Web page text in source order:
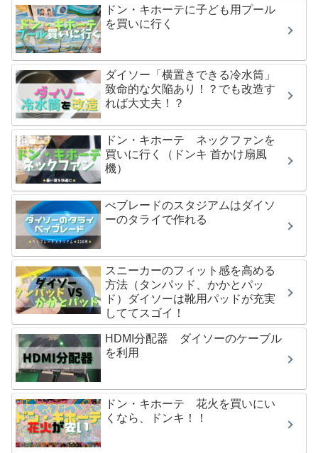
ドン・キホーテに子ども用プール
を買いに行く
ダイソー「横置きできる冷水筒」
致命的な欠陥あり！？でも改造す
れば大丈夫！？
ドン・キホーテ ネックファンを
買いに行く（ドンキ 首かけ扇風
機）
べブレードのスタジアムはダイソ
ーのタライで作れる
スニーカーのフィット感を高める
方法（タンパッド、かかとパッ
ド）ダイソーは靴用パッドが充実
しててスゴイ！
HDMI分配器 ダイソーのケーブル
を利用
ドン・キホーテ 花火を買いにい
くなら、ドンキ！！